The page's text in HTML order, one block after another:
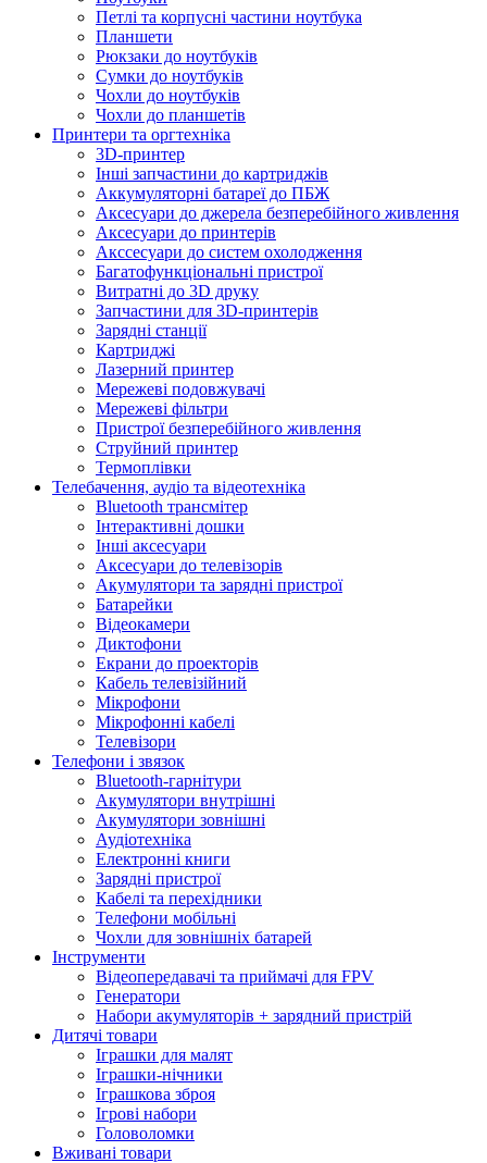
Петлі та корпусні частини ноутбука
Планшети
Рюкзаки до ноутбуків
Сумки до ноутбуків
Чохли до ноутбуків
Чохли до планшетів
Принтери та оргтехніка
3D-принтер
Інші запчастини до картриджів
Аккумуляторні батареї до ПБЖ
Аксесуари до джерела безперебійного живлення
Аксесуари до принтерів
Акссесуари до систем охолодження
Багатофункціональні пристрої
Витратні до 3D друку
Запчастини для 3D-принтерів
Зарядні станції
Картриджі
Лазерний принтер
Мережеві подовжувачі
Мережеві фільтри
Пристрої безперебійного живлення
Струйний принтер
Термоплівки
Телебачення, аудіо та відеотехніка
Bluetooth трансмітер
Інтерактивні дошки
Інші аксесуари
Аксесуари до телевізорів
Акумулятори та зарядні пристрої
Батарейки
Відеокамери
Диктофони
Екрани до проекторів
Кабель телевізійний
Мікрофони
Мікрофонні кабелі
Телевізори
Телефони і звязок
Bluetooth-гарнітури
Акумулятори внутрішні
Акумулятори зовнішні
Аудіотехніка
Електронні книги
Зарядні пристрої
Кабелі та перехідники
Телефони мобільні
Чохли для зовнішніх батарей
Інструменти
Відеопередавачі та приймачі для FPV
Генератори
Набори акумуляторів + зарядний пристрій
Дитячі товари
Іграшки для малят
Іграшки-нічники
Іграшкова зброя
Ігрові набори
Головоломки
Вживані товари